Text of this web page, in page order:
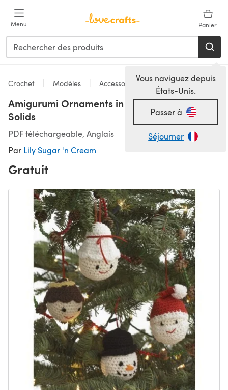
Menu Panier
Vous naviguez depuis
États-Unis.
Passer à
Séjourner
Crochet Modèles Accessoires
Amigurumi Ornaments in Lily Sugar 'n Cream
Solids
PDF téléchargeable, Anglais
Par Lily Sugar 'n Cream
Gratuit